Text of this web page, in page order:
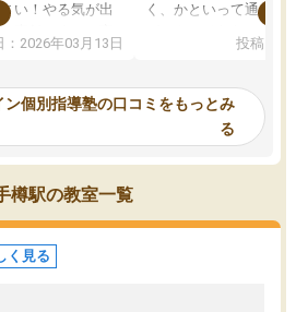
い！やる気が出
責任です」と言
！と考えて、思
先生から学ぶこ
ったらいいなと
今足りないのか
、子どももびっ
やる気を持って
い通り、少しず
意識も無くなっ
手な数学も追加
年の高校受験に
：2026年03月13日
く、かといって通うには
可能なので本当に助か
らないところをピンポイ
頂いて、とてもわかり
していました。一生を
スト、多少お金がかかっ
投稿日：
ン個別指導塾の口コミをもっとみ
る
樽駅の教室一覧
く見る